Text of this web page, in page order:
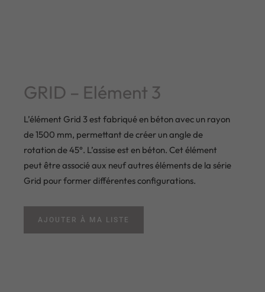
GRID – Elément 3
L’élément Grid 3 est fabriqué en béton avec un rayon
de 1500 mm, permettant de créer un angle de
rotation de 45°. L’assise est en béton. Cet élément
peut être associé aux neuf autres éléments de la série
Grid pour former différentes configurations.
AJOUTER À MA LISTE